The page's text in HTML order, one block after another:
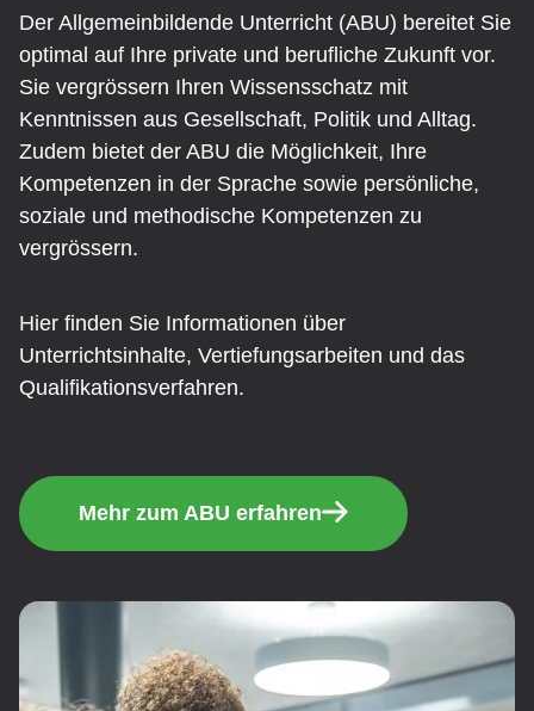
Der Allgemeinbildende Unterricht (ABU) bereitet Sie
optimal auf Ihre private und berufliche Zukunft vor.
Sie vergrössern Ihren Wissensschatz mit
Kenntnissen aus Gesellschaft, Politik und Alltag.
Zudem bietet der ABU die Möglichkeit, Ihre
Kompetenzen in der Sprache sowie persönliche,
soziale und methodische Kompetenzen zu
vergrössern.
Hier finden Sie Informationen über
Unterrichtsinhalte, Vertiefungsarbeiten und das
Qualifikationsverfahren.
Mehr zum ABU erfahren